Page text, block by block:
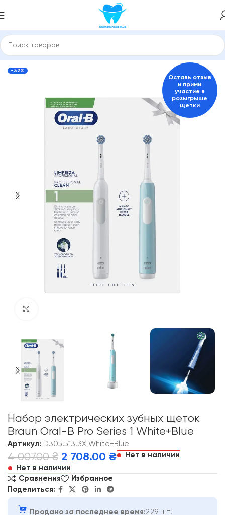
Главная Электрические зубные щетки Для взрослых
-32%
Оставь отзыв
и прими
участие в
розыгрыше
щетки
Набор электрических зубных щеток
Braun Oral-B Pro Series 1 White+Blue
Артикул: D305.513.3X White+Blue
4 007.00₴ 2 708.00 ₴
Нет в наличии
Нет в наличии
Сравнения
Избранное
Поделиться:
Продано за последнее время:229 шт.